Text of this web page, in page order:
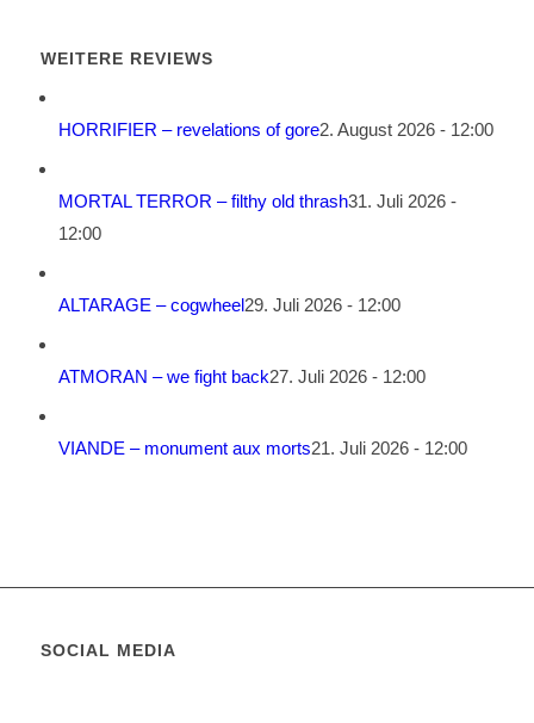
WEITERE REVIEWS
HORRIFIER – revelations of gore2. August 2026 - 12:00
MORTAL TERROR – filthy old thrash31. Juli 2026 -
12:00
ALTARAGE – cogwheel29. Juli 2026 - 12:00
ATMORAN – we fight back27. Juli 2026 - 12:00
VIANDE – monument aux morts21. Juli 2026 - 12:00
SOCIAL MEDIA